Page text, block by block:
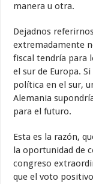
manera u otra.
Dejadnos
extremadamente
fiscal tendría para
el sur de Europa.
política en el sur,
Alemania
para el futuro.
Esta es la razón,
la oportunidad de
congreso
que el voto